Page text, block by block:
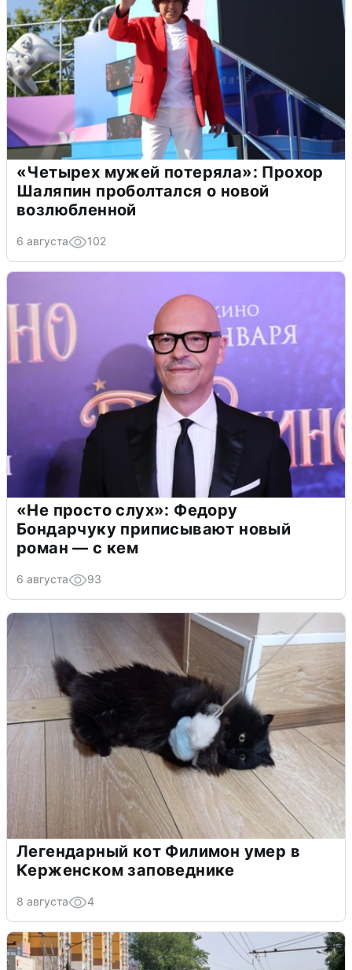
«Четырех мужей потеряла»: Прохор
Шаляпин проболтался о новой
возлюбленной
6 августа 102
«Не просто слух»: Федору
Бондарчуку приписывают новый
роман — с кем
6 августа 93
Легендарный кот Филимон умер в
Керженском заповеднике
8 августа 4